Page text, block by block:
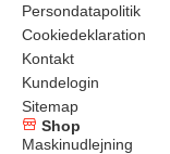
Persondatapolitik
Cookiedeklaration
Kontakt
Kundelogin
Sitemap
Shop
Maskinudlejning